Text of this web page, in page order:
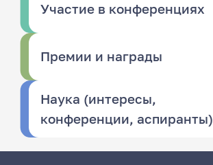
Участие в конференциях
Премии и награды
Наука (интересы,
конференции, аспиранты)